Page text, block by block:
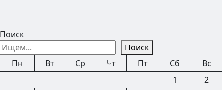
Поиск
Поиск
Пн Вт Ср Чт Пт Сб
Вс
1
2